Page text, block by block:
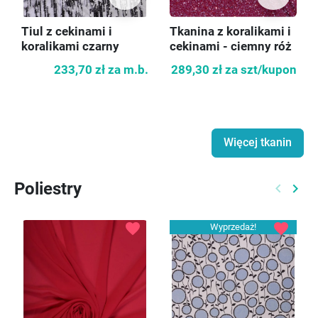
Tiul z cekinami i
koralikami czarny
233,70 zł za m.b.
Tkanina z koralikami i
cekinami - ciemny róż
/amarant KUPON 70cm
289,30 zł za szt/kupon
Więcej tkanin
Poliestry keyboard_arrow_left keyboard_arrow_right
favorite Wyprzedaż! favorite